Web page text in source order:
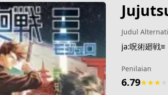
Judul
ja:呪術廻戦≡
Penilaian
6.79★★★